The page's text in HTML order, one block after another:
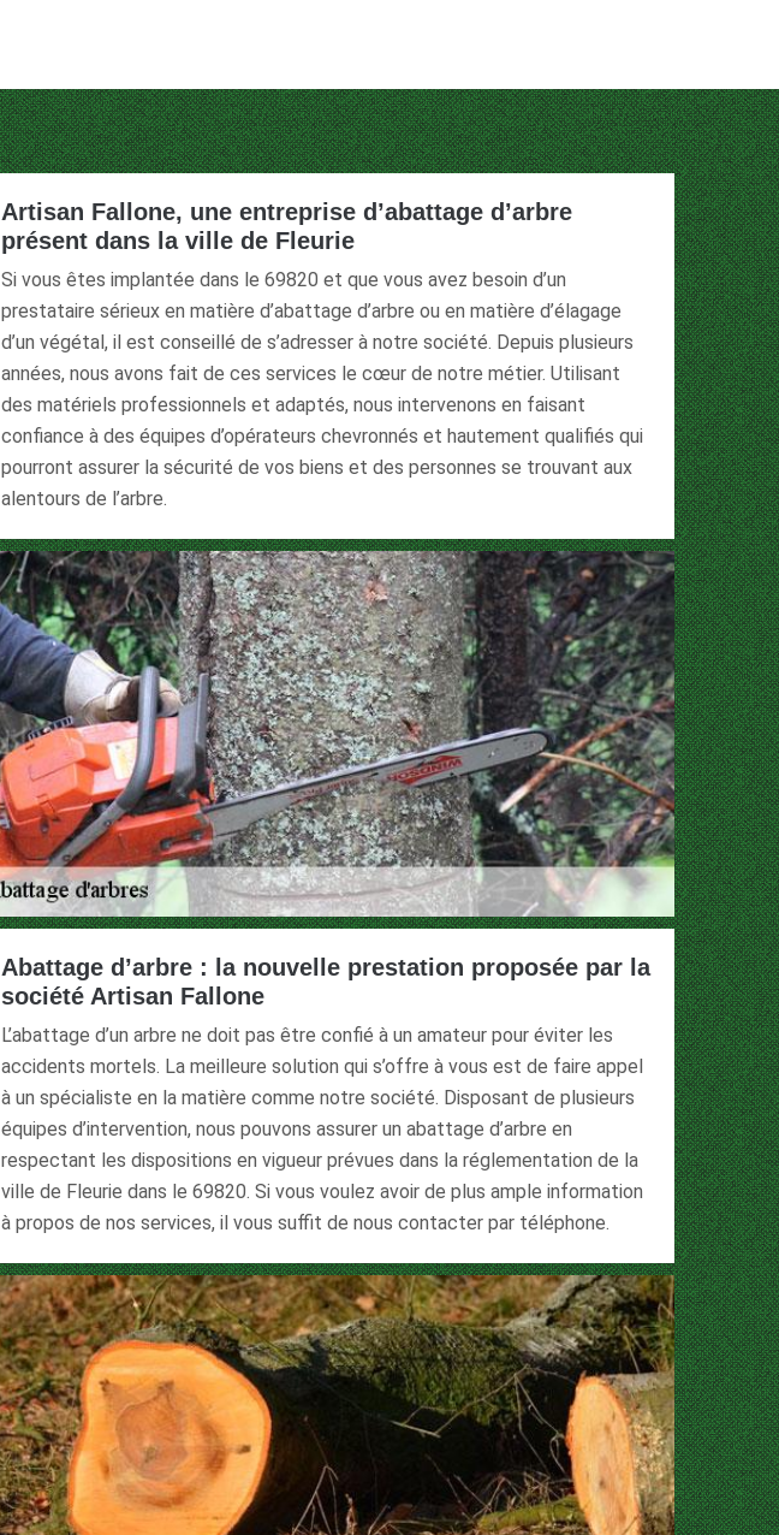
Artisan Fallone, une entreprise d’abattage d’arbre
présent dans la ville de Fleurie
Si vous êtes implantée dans le 69820 et que vous avez besoin d’un
prestataire sérieux en matière d’abattage d’arbre ou en matière d’élagage
d’un végétal, il est conseillé de s’adresser à notre société. Depuis plusieurs
années, nous avons fait de ces services le cœur de notre métier. Utilisant
des matériels professionnels et adaptés, nous intervenons en faisant
confiance à des équipes d’opérateurs chevronnés et hautement qualifiés qui
pourront assurer la sécurité de vos biens et des personnes se trouvant aux
alentours de l’arbre.
Abattage d’arbre : la nouvelle prestation proposée par la
société Artisan Fallone
L’abattage d’un arbre ne doit pas être confié à un amateur pour éviter les
accidents mortels. La meilleure solution qui s’offre à vous est de faire appel
à un spécialiste en la matière comme notre société. Disposant de plusieurs
équipes d’intervention, nous pouvons assurer un abattage d’arbre en
respectant les dispositions en vigueur prévues dans la réglementation de la
ville de Fleurie dans le 69820. Si vous voulez avoir de plus ample information
à propos de nos services, il vous suffit de nous contacter par téléphone.